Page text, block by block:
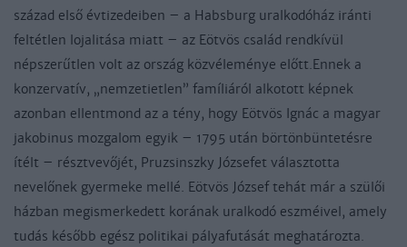
század első évtizedeiben – a Habsburg uralkodóház iránti
feltétlen lojalitása miatt – az Eötvös család rendkívül
népszerűtlen volt az ország közvéleménye előtt.Ennek a
konzervatív, „nemzetietlen” famíliáról alkotott képnek
azonban ellentmond az a tény, hogy Eötvös Ignác a magyar
jakobinus mozgalom egyik – 1795 után börtönbüntetésre
ítélt – résztvevőjét, Pruzsinszky Józsefet választotta
nevelőnek gyermeke mellé. Eötvös József tehát már a szülői
házban megismerkedett korának uralkodó eszméivel, amely
tudás később egész politikai pályafutását meghatározta.